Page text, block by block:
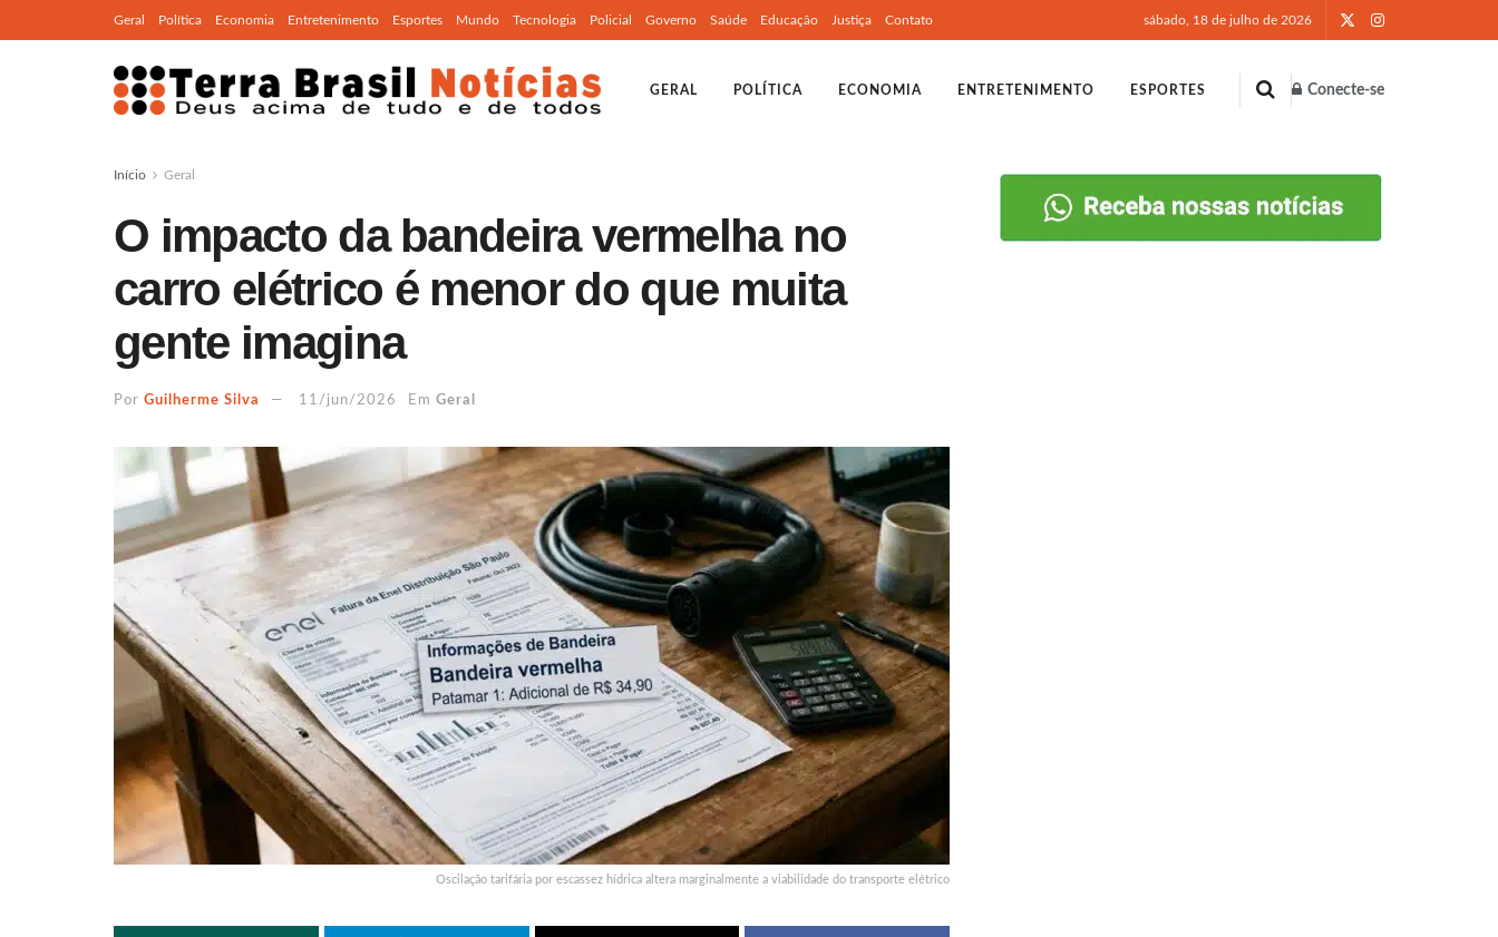
Geral Política Economia Entretenimento Esportes Mundo Tecnologia Policial Governo Saúde Educação Justiça Contato sábado, 18 de julho de 2026
GERAL POLÍTICA ECONOMIA ENTRETENIMENTO ESPORTES Conecte-se
Início Geral
O impacto da bandeira vermelha no
carro elétrico é menor do que muita
gente imagina
Por Guilherme Silva 11/jun/2026 Em Geral
Oscilação tarifária por escassez hídrica altera marginalmente a viabilidade do transporte elétrico